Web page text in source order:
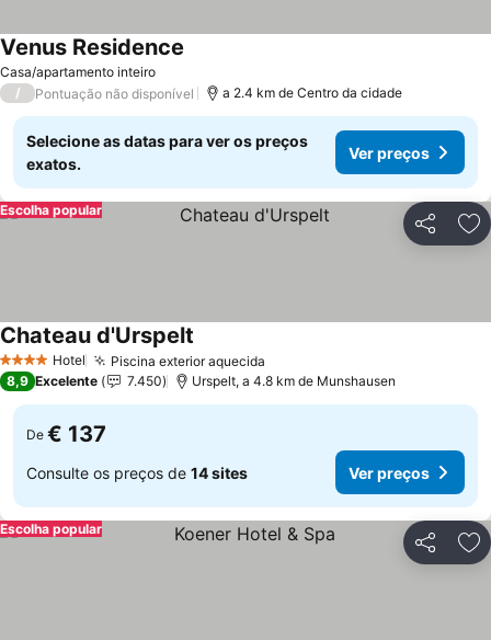
Casa/apartamento inteiro
Venus Residence
/ Pontuação não disponível a 2.4 km de Centro da cidade
Selecione as datas para ver os preços
exatos.
Ver preços
Partilhar
Escolha popular
4 EstrelasHotel Piscina exterior aquecida
Chateau d'Urspelt
8,9 Excelente 7.450 Urspelt, a 4.8 km de Munshausen
De € 137
Consulte os preços de 14 sites Ver preços
Partilhar
Escolha popular